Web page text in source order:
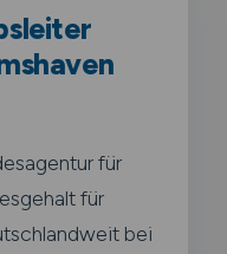
für
für
bei